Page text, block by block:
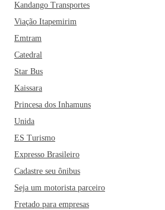
Kandango Transportes
Viação Itapemirim
Emtram
Catedral
Star Bus
Kaissara
Princesa dos Inhamuns
Unida
ES Turismo
Expresso Brasileiro
Cadastre seu ônibus
Seja um motorista parceiro
Fretado para empresas